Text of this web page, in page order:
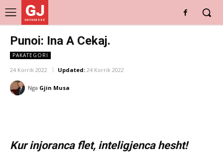
GJ
DRITARE E RE
Punoi: Ina A Cekaj.
PAKATEGORI
24 Korrik 2022 Updated: 24 Korrik 2022
Nga Gjin Musa
Kur injoranca flet, inteligjenca hesht!